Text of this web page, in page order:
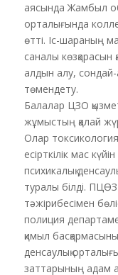
аясында Жамбыл
орталығында
өтті. Іс-шараның
саналы көзқарасын
алдын алу, сондай-
төмендету.
Балалар ЦЗО
жұмыстың қалай
Олар
есірткілік мас
психикалық
туралы білді.
тәжірибесімен
полиция
қимыл
денсаулық
заттарының адам